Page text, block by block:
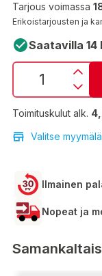
Tarjous voimassa
Erikoistarjousten ja
Saatavilla 14
Toimituskulut alk.
Valitse
Ilmainen
Nopeat ja